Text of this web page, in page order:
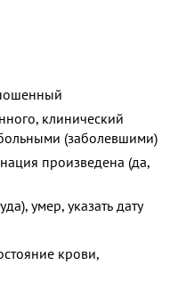
клинический
(заболевшими)
произведена (да,
умер, указать дату
крови,